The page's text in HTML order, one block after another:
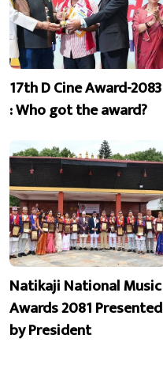
17th D Cine Award-2083
: Who got the award?
Natikaji National Music
Awards 2081 Presented
by President